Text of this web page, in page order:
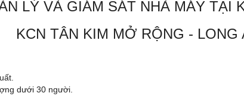
LÝ VÀ GIÁM SÁT NHÀ MÁY TẠI
KCN TÂN KIM MỞ RỘNG - LONG
dưới 30 người.